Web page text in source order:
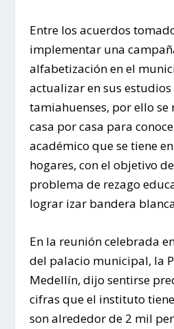
Entre los acuerdos
implementar una
alfabetización en el
actualizar en sus estudios
tamiahuenses, por ello se
casa por casa para
académico que se tiene
hogares, con el objetivo
problema de rezago
lograr izar bandera
En la reunión celebrada
del palacio municipal, la
Medellín, dijo sentirse
cifras que el instituto
son alrededor de 2 mil